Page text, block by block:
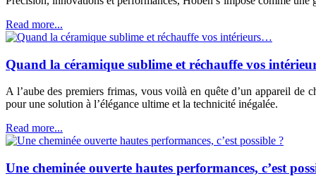
Read more...
Quand la céramique sublime et réchauffe vos
A l’aube des premiers frimas, vous voilà en quête d’un appareil de
pour une solution à l’élégance ultime et la technicité inégalée.
Read more...
Une cheminée ouverte hautes performances, c’est